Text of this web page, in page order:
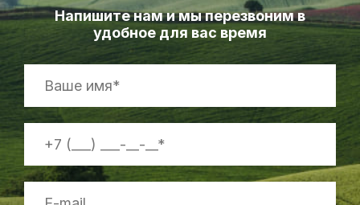
Напишите нам и мы перезвоним в
удобное для вас время